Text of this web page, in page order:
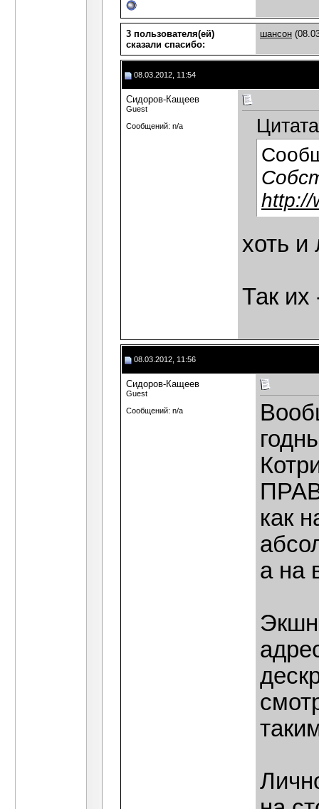
3 пользователя(ей)
сказали cпасибо:
шансон
08.03.2012, 11:54
Сидоров-Кащеев
Guest
Сообщений: n/a
http://
хоть
Так
08.03.2012, 11:56
Сидоров-Кащеев
Guest
Сообщений: n/a
как
а на